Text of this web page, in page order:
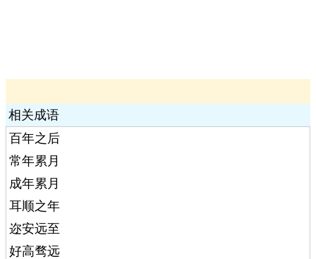
相关成语
百年之后
常年累月
成年累月
耳顺之年
迩安远至
好高骛远